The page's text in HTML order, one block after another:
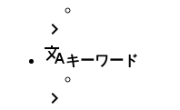

translateキーワード
